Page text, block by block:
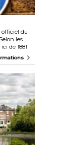
officiel du
les
de 1881
de